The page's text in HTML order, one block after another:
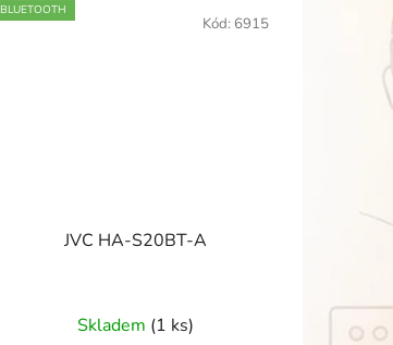
BLUETOOTH
JVC HA-S20BT-A
Skladem (1 ks)
Kód: 6915